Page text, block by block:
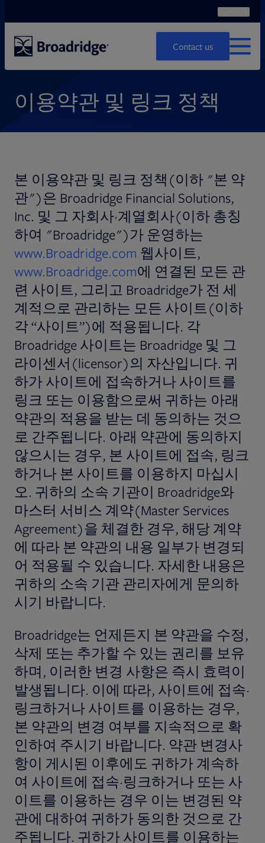
Contact us
MENU
이용약관 및 링크 정책
본 이용약관 및 링크 정책(이하 "본 약
관")은 Broadridge Financial Solutions,
Inc. 및 그 자회사·계열회사(이하 총칭
하여 "Broadridge")가 운영하는
www.Broadridge.com 웹사이트,
www.Broadridge.com에 연결된 모든 관
련 사이트, 그리고 Broadridge가 전 세
계적으로 관리하는 모든 사이트(이하
각 “사이트”)에 적용됩니다. 각
Broadridge 사이트는 Broadridge 및 그
라이센서(licensor)의 자산입니다. 귀
하가 사이트에 접속하거나 사이트를
링크 또는 이용함으로써 귀하는 아래
약관의 적용을 받는 데 동의하는 것으
로 간주됩니다. 아래 약관에 동의하지
않으시는 경우, 본 사이트에 접속, 링크
하거나 본 사이트를 이용하지 마십시
오. 귀하의 소속 기관이 Broadridge와
마스터 서비스 계약(Master Services
Agreement)을 체결한 경우, 해당 계약
에 따라 본 약관의 내용 일부가 변경되
어 적용될 수 있습니다. 자세한 내용은
귀하의 소속 기관 관리자에게 문의하
시기 바랍니다.
Broadridge는 언제든지 본 약관을 수정,
삭제 또는 추가할 수 있는 권리를 보유
하며, 이러한 변경 사항은 즉시 효력이
발생됩니다. 이에 따라, 사이트에 접속·
링크하거나 사이트를 이용하는 경우,
본 약관의 변경 여부를 지속적으로 확
인하여 주시기 바랍니다. 약관 변경사
항이 게시된 이후에도 귀하가 계속하
여 사이트에 접속·링크하거나 또는 사
이트를 이용하는 경우 이는 변경된 약
관에 대하여 귀하가 동의한 것으로 간
주됩니다. 귀하가 사이트를 이용하는